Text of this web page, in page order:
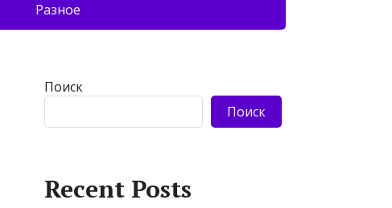
Разное
Поиск
Поиск
Recent Posts